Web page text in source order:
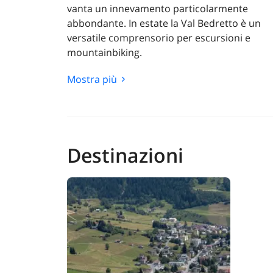
vanta un innevamento particolarmente
abbondante. In estate la Val Bedretto è un
versatile comprensorio per escursioni e
mountainbiking.
La Val Bedretto, contrafforte superiore della
Mostra più
Destinazioni